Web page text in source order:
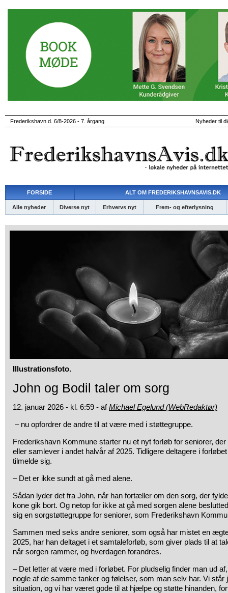
Frederikshavn d. 6/8-2026 - 7. årgang Nyheder til
FORSIDE ALT OM FREDERIKSHAVNSAVIS.DK
Alle nyheder Diverse nyt Erhvervs nyt Frem- og efterlysning
Illustrationsfoto.
John og Bodil taler om sorg
12. januar 2026 - kl. 6:59 - afMichael Egelund (WebRedaktør)
– nu opfordrer de andre til at være med i støttegruppe.
Frederikshavn Kommune starter nu et nyt forløb for seniorer,
eller samlever i andet halvår af 2025. Tidligere deltagere i
tilmelde sig.
– Det er ikke sundt at gå med alene.
Sådan lyder det fra John, når han fortæller om den sorg, der
kone gik bort. Og netop for ikke at gå med sorgen alene
sig en sorgstøttegruppe for seniorer, som Frederikshavn
Sammen med seks andre seniorer, som også har mistet en
2025, har han deltaget i et samtaleforløb, som giver plads til at
når sorgen rammer, og hverdagen forandres.
– Det letter at være med i forløbet. For pludselig finder man ud
nogle af de samme tanker og følelser, som man selv har. Vi står
situation, og vi har været gode til at hjælpe og støtte hinanden,